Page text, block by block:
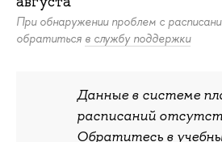
При обнаружении проблем с
обратиться в службу поддержки
Данные в системе
расписаний
Обратитесь в